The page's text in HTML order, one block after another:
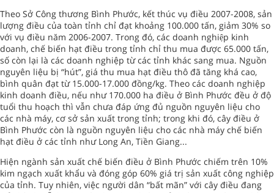
Theo Sở Công thương Bình Phước, kết thúc vụ điều 2007-2008, sản
lượng điều của toàn tỉnh chỉ đạt khoảng 100.000 tấn, giảm 30% so
với vụ điều năm 2006-2007. Trong đó, các doanh nghiệp kinh
doanh, chế biến hạt điều trong tỉnh chỉ thu mua được 65.000 tấn,
số còn lại là các doanh nghiệp từ các tỉnh khác sang mua. Nguồn
nguyên liệu bị “hút”, giá thu mua hạt điều thô đã tăng khá cao,
bình quân đạt từ 15.000-17.000 đồng/kg. Theo các doanh nghiệp
kinh doanh điều, nếu như 170.000 ha điều ở Bình Phước đều ở độ
tuổi thu hoạch thì vẫn chưa đáp ứng đủ nguồn nguyên liệu cho
các nhà máy, cơ sở sản xuất trong tỉnh; trong khi đó, cây điều ở
Bình Phước còn là nguồn nguyên liệu cho các nhà máy chế biến
hạt điều ở các tỉnh như Long An, Tiền Giang...
Hiện ngành sản xuất chế biến điều ở Bình Phước chiếm trên 10%
kim ngạch xuất khẩu và đóng góp 60% giá trị sản xuất công nghiệp
của tỉnh. Tuy nhiên, việc người dân “bất mãn” với cây điều đang